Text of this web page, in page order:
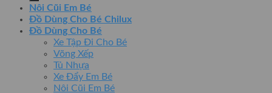
Nôi Cũi Em Bé
Đồ Dùng Cho Bé Chilux
Đồ Dùng Cho Bé
Xe Tập Đi Cho Bé
Võng Xếp
Tủ Nhựa
Xe Đẩy Em Bé
Nôi Cũi Em Bé